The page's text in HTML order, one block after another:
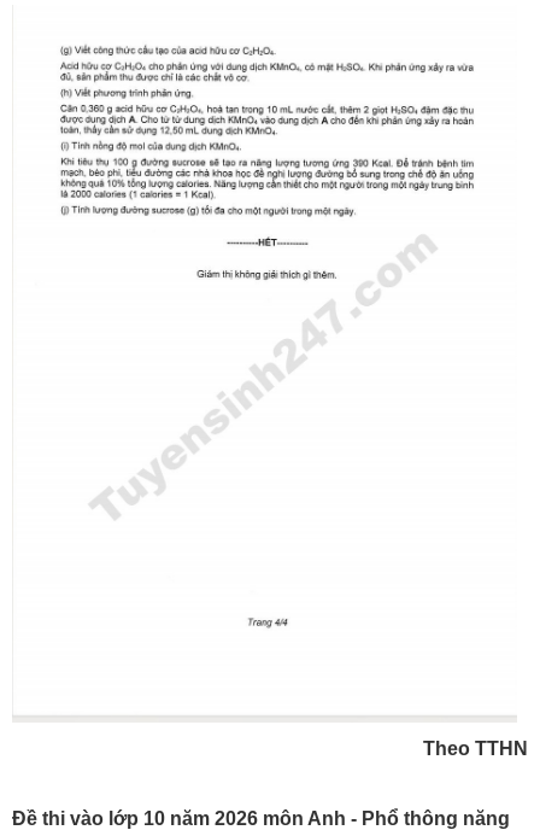
Theo TTHN
Đề thi vào lớp 10 năm 2026 môn Anh - Phổ thông năng